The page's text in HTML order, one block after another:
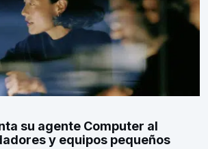
su agente Computer al
y equipos pequeños